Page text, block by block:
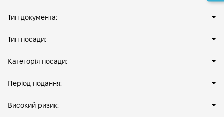
Тип документа:
Тип посади:
Категорія посади:
Період подання:
Високий ризик: